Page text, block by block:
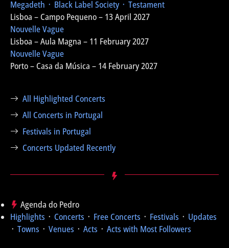
Megadeth ᛫ Black Label Society ᛫ Testament
Lisboa – Campo Pequeno – 13 April 2027
Nouvelle Vague
Lisboa – Aula Magna – 11 February 2027
Nouvelle Vague
Porto – Casa da Música – 14 February 2027
All Highlighted Concerts
All Concerts in Portugal
Festivals in Portugal
Concerts Updated Recently
Agenda do Pedro
Highlights ᛫ Concerts ᛫ Free Concerts ᛫ Festivals ᛫ Updates
᛫ Towns ᛫ Venues ᛫ Acts ᛫ Acts with Most Followers